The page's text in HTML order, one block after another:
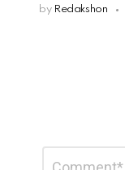
by Redakshon